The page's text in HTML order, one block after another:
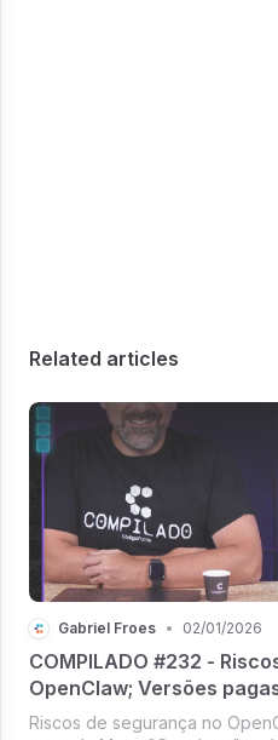
Related articles
Gabriel Froes • 02/01/2026
COMPILADO #232 -
OpenClaw; Versões
"Conclave" no Linux;
Riscos de segurança no